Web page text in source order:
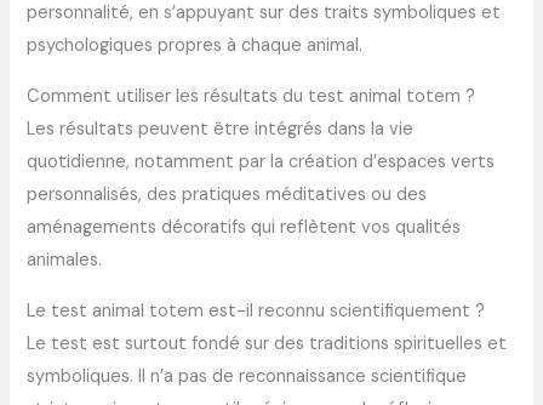
personnalité, en s’appuyant sur des traits symboliques et
psychologiques propres à chaque animal.
Comment utiliser les résultats du test animal totem ?
Les résultats peuvent être intégrés dans la vie
quotidienne, notamment par la création d’espaces verts
personnalisés, des pratiques méditatives ou des
aménagements décoratifs qui reflètent vos qualités
animales.
Le test animal totem est-il reconnu scientifiquement ?
Le test est surtout fondé sur des traditions spirituelles et
symboliques. Il n’a pas de reconnaissance scientifique